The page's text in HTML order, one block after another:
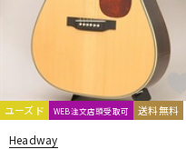
ユーズド WEB注文店頭受取可 送料無料
Headway